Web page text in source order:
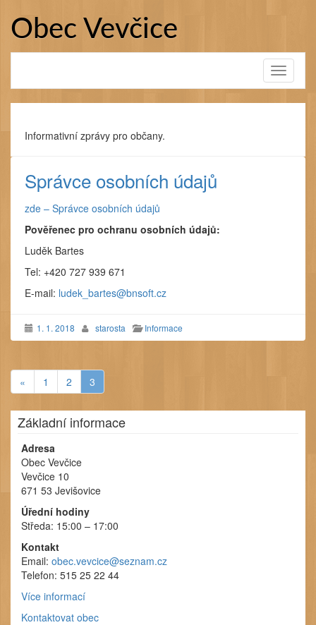
obsahu
webu
Obec Vevčice
Toggle
Informativní zprávy pro občany.
Správce osobních údajů
zde – Správce osobních údajů
Pověřenec pro ochranu osobních údajů:
Luděk Bartes
Tel: +420 727 939 671
E-mail: ludek_bartes@bnsoft.cz
1. 1. 2018 starosta Informace
« 1 2 3
Základní informace
Adresa
Obec Vevčice
Vevčice 10
671 53 Jevišovice
Úřední hodiny
Středa: 15:00 – 17:00
Kontakt
Email: obec.vevcice@seznam.cz
Telefon: 515 25 22 44
Více informací
Kontaktovat obec